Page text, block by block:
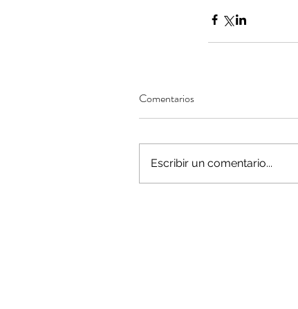
menor producción
operaciones
inversión y eficiencia
Comentarios
Escribir un comentario...